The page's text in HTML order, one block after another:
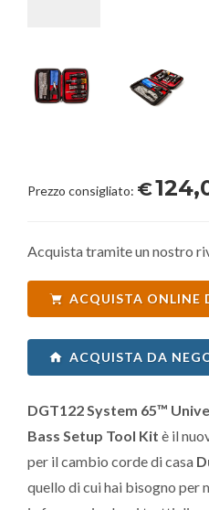
Prezzo consigliato: €
Acquista tramite un nostro
ACQUISTA ONLINE
ACQUISTA DA
DGT122 System 65™
Bass Setup Tool Kit è il
per il cambio corde di casa
quello di cui hai bisogno per